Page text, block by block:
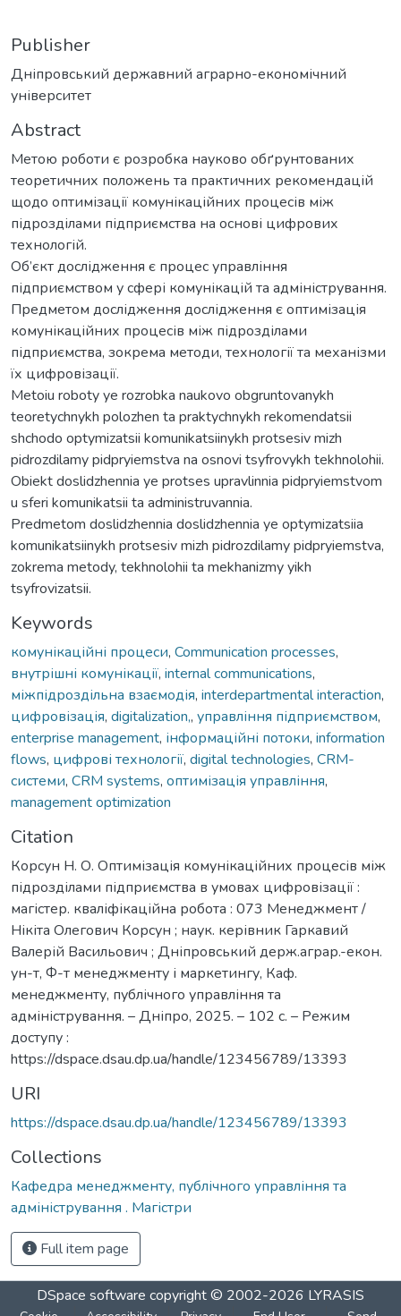
Publisher
Дніпровський державний аграрно-економічний
університет
Abstract
Метою роботи є розробка науково обґрунтованих
теоретичних положень та практичних рекомендацій
щодо оптимізації комунікаційних процесів між
підрозділами підприємства на основі цифрових
технологій.
Об’єкт дослідження є процес управління
підприємством у сфері комунікацій та адміністрування.
Предметом дослідження дослідження є оптимізація
комунікаційних процесів між підрозділами
підприємства, зокрема методи, технології та механізми
їх цифровізації.
Metoiu roboty ye rozrobka naukovo obgruntovanykh
teoretychnykh polozhen ta praktychnykh rekomendatsii
shchodo optymizatsii komunikatsiinykh protsesiv mizh
pidrozdilamy pidpryiemstva na osnovi tsyfrovykh tekhnolohii.
Obiekt doslidzhennia ye protses upravlinnia pidpryiemstvom
u sferi komunikatsii ta administruvannia.
Predmetom doslidzhennia doslidzhennia ye optymizatsiia
komunikatsiinykh protsesiv mizh pidrozdilamy pidpryiemstva,
zokrema metody, tekhnolohii ta mekhanizmy yikh
tsyfrovizatsii.
Keywords
комунікаційні процеси, Communication processes,
внутрішні комунікації, internal communications,
міжпідроздільна взаємодія, interdepartmental interaction,
цифровізація, digitalization,, управління підприємством,
enterprise management, інформаційні потоки, information
flows, цифрові технології, digital technologies, CRM-
системи, CRM systems, оптимізація управління,
management optimization
Citation
Корсун Н. О. Оптимізація комунікаційних процесів між
підрозділами підприємства в умовах цифровізації :
магістер. кваліфікаційна робота : 073 Менеджмент /
Нікіта Олегович Корсун ; наук. керівник Гаркавий
Валерій Васильович ; Дніпровський держ.аграр.-екон.
ун-т, Ф-т менеджменту і маркетингу, Каф.
менеджменту, публічного управління та
адміністрування. – Дніпро, 2025. – 102 с. – Режим
доступу :
https://dspace.dsau.dp.ua/handle/123456789/13393
URI
https://dspace.dsau.dp.ua/handle/123456789/13393
Collections
Кафедра менеджменту, публічного управління та
адміністрування . Магістри
Full item page
DSpace software copyright © 2002-2026 LYRASIS